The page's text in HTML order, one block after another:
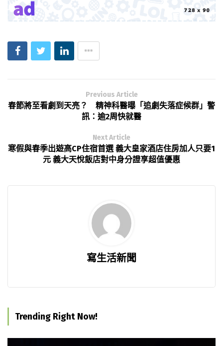
Previous Article
春節將至看劇到天亮？ 精神科醫曝「追劇失落症候群」警
訊：逾2周快就醫
Next Article
寒假與春季出遊高CP住宿首選 義大皇家酒店住房加人只要1
元 義大天悅飯店對中身分證享超值優惠
寫生活新聞
Trending Right Now!